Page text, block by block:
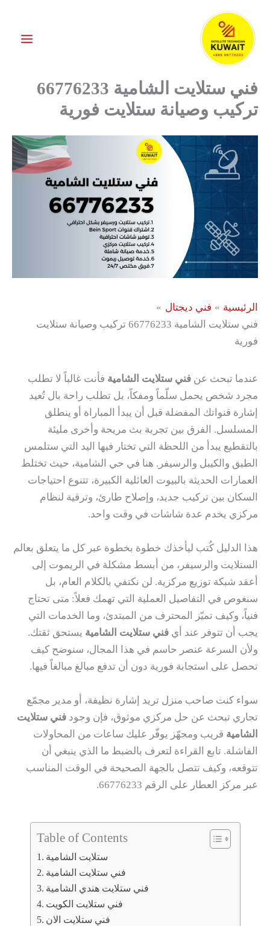
المحتوى
فني ستلايت الشامية 66776233
تركيب وصيانة ستلايت فورية
الرئيسية
فني ديجتال
فني ستلايت الشامية 66776233 تركيب وصيانة ستلايت
فورية
عندما تبحث عن فني ستلايت الشامية فأنت غالباً لا تطلب
مجرد شخص يحمل سلّماً ومفكاً، بل تطلب راحة بال تُعيد
إشارة قنواتك المفضلة قبل أن يبدأ المباراة أو ينطلق
المسلسل. الفرق بين تجربة بث مريحة وأخرى مليئة
بالتقطيع يبدأ من اللحظة التي تختار فيها اليد التي ستلمس
الطبق والكيبل والرسيفر. هنا في حي الشامية، حيث تختلط
العمارات الحديثة بالبيوت العائلية الكبيرة، تتنوع احتياجات
السكان بين تركيب جديد، وإصلاح طارئ، وترقية لنظام
مركزي يخدم عدة شاشات في وقت واحد.
هذا الدليل كُتب ليأخذك خطوة بخطوة عبر كل ما يتعلق بعالم
الستلايت والرسيفر، من أبسط مشكلة في الريموت إلى
أعقد شبكة توزيع مركزية. لن نكتفي بالكلام العام، بل
سنغوص في التفاصيل العملية التي تهمك فعلاً: متى تحتاج
فنياً، وكيف تميّز المحترف من المبتدئ، وما الخدمات التي
يجب أن تتوفر عند أي فني ستلايت الشامية يستحق ثقتك.
ولأن السرعة عنصر حاسم في هذا المجال، سنوضح كيف
تحصل على استجابة فورية دون أن تدفع مبالغ مبالغاً فيها.
سواء كنت صاحب منزل تريد إشارة نظيفة، أو مدير مجمّع
تجاري تبحث عن حل مركزي موثوق، فإن وجود فني ستلايت
الشامية قريب ومجهّز يوفّر عليك ساعات من المحاولات
الفاشلة. تابع القراءة لتعرف بالضبط ما الذي ينبغي أن
تتوقعه، وكيف تتصل بالجهة الصحيحة في الوقت المناسب
عبر مركز العطار على الرقم 66776233.
Table of Contents
ستلايت الشامية
فني ستلايت الشامية
فني ستلايت هندي الشامية
فني ستلايت الكويت
فني ستلايت الان